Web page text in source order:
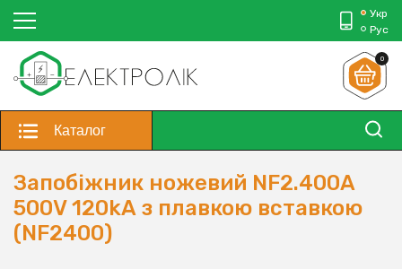
Укр
Рус
0
Каталог
Запобіжник ножевий NF2.400A
500V 120kA з плавкою вставкою
(NF2400)